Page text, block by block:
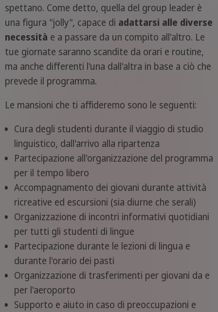
spettano. Come detto, quella del group leader è
una figura "jolly", capace di adattarsi alle diverse
necessità e a passare da un compito all'altro. Le
tue giornate saranno scandite da orari e routine,
ma anche differenti l'una dall'altra in base a ciò che
prevede il programma.
Le mansioni che ti affideremo sono le seguenti:
Cura degli studenti durante il viaggio di studio
linguistico, dall'arrivo alla ripartenza
Partecipazione all'organizzazione del programma
per il tempo libero
Accompagnamento dei giovani durante attività
ricreative ed escursioni (sia diurne che serali)
Organizzazione di incontri informativi quotidiani
per tutti gli studenti di lingue
Partecipazione durante le lezioni di lingua e
durante l'orario dei pasti
Organizzazione di trasferimenti per giovani da e
per l'aeroporto
Supporto e aiuto in caso di preoccupazioni e